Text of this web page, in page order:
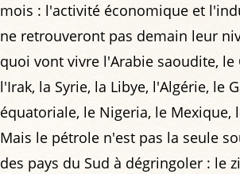
mois : l'activité économique et
ne retrouveront pas demain leur
quoi vont vivre l'Arabie saoudite, le
l'Irak, la Syrie, la Libye, l'Algérie, le
équatoriale, le Nigeria, le Mexique,
Mais le pétrole n'est pas la seule
des pays du Sud à dégringoler : le